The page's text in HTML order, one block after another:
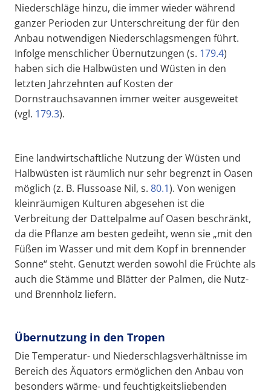
Niederschläge hinzu, die immer wieder während
ganzer Perioden zur Unterschreitung der für den
Anbau notwendigen Niederschlagsmengen führt.
Infolge menschlicher Übernutzungen (s. 179.4)
haben sich die Halbwüsten und Wüsten in den
letzten Jahrzehnten auf Kosten der
Dornstrauchsavannen immer weiter ausgeweitet
(vgl. 179.3).
Eine landwirtschaftliche Nutzung der Wüsten und
Halbwüsten ist räumlich nur sehr begrenzt in Oasen
möglich (z. B. Flussoase Nil, s. 80.1). Von wenigen
kleinräumigen Kulturen abgesehen ist die
Verbreitung der Dattelpalme auf Oasen beschränkt,
da die Pflanze am besten gedeiht, wenn sie „mit den
Füßen im Wasser und mit dem Kopf in brennender
Sonne“ steht. Genutzt werden sowohl die Früchte als
auch die Stämme und Blätter der Palmen, die Nutz-
und Brennholz liefern.
Übernutzung in den Tropen
Die Temperatur- und Niederschlagsverhältnisse im
Bereich des Äquators ermöglichen den Anbau von
besonders wärme- und feuchtigkeitsliebenden